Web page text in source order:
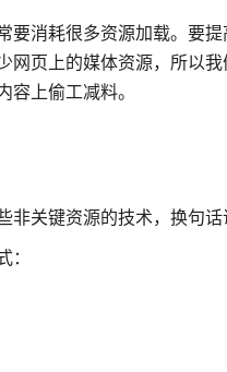
要消耗很多资源加载。要
网页上的媒体资源，所以
容上偷工减料。
关键资源的技术，换句话